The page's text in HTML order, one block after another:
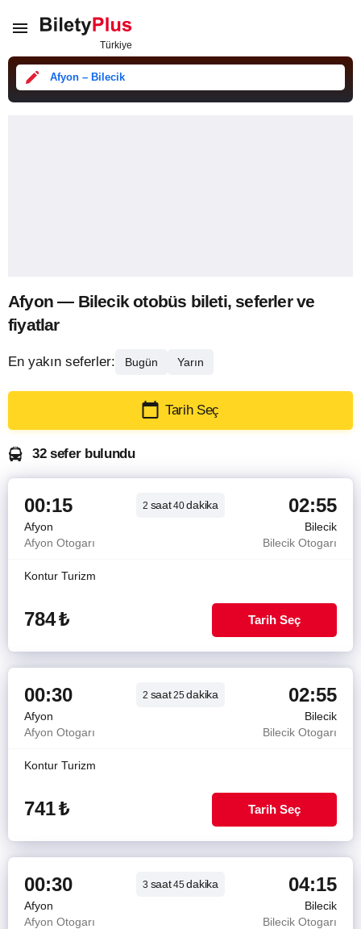
Afyon – Bilecik
Afyon — Bilecik otobüs bileti, seferler ve
fiyatlar
En yakın seferler: Bugün Yarın
Tarih Seç
32 sefer bulundu
00:15 2 saat40dakika 02:55
Afyon
Bilecik
Afyon Otogarı
Bilecik Otogarı
Kontur Turizm
784₺ Tarih Seç
00:30 2 saat25dakika 02:55
Afyon
Bilecik
Afyon Otogarı
Bilecik Otogarı
Kontur Turizm
741₺ Tarih Seç
00:30 3 saat45dakika 04:15
Afyon
Bilecik
Afyon Otogarı
Bilecik Otogarı